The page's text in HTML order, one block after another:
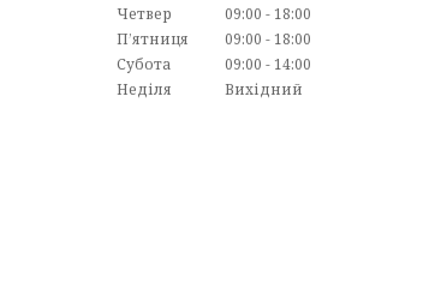
Четвер
09:00
18:00
Пʼятниця
09:00
18:00
Субота
09:00
14:00
Неділя
Вихідний